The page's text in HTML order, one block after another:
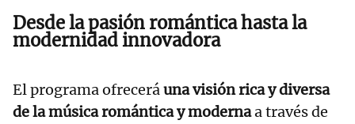
Desde la pasión romántica hasta la
modernidad innovadora
El programa ofreceráuna visión rica y diversa
de la música romántica y modernaa través de